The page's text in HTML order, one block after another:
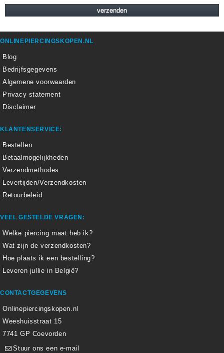
ONLINEPIERCINGSKOPEN.NL
Blog
Bedrijfsgegevens
Algemene voorwaarden
Privacy statement
Disclaimer
KLANTENSERVICE:
Bestellen
Betaalmogelijkheden
Verzendmethodes
Levertijden/Verzendkosten
Retourbeleid
VEEL GESTELDE VRAGEN:
Welke piercing maat heb ik?
Wat zijn de verzendkosten?
Hoe plaats ik een bestelling?
Leveren jullie in België?
CONTACTGEGEVENS
Onlinepiercingskopen.nl
Weeshuisstraat 15
7741 GP Coevorden
Stuur ons een e-mail